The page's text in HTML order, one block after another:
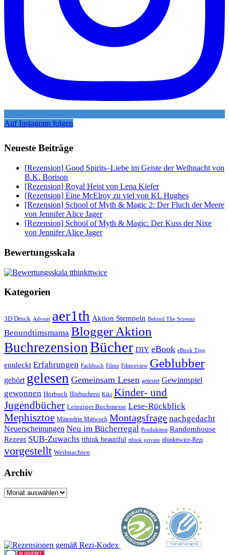
Auf Instagram folgen
Neueste Beiträge
[Rezension] Good Spirits–Liebe im Geiste der Weihnacht von
B.K. Borison
[Rezension] Royal Heist von Lena Kiefer
[Rezension] Eine McElroy zu viel von KL Hughes
[Rezension] School of Myth & Magic 2: Der Fluch der Meere
von Jennifer Alice Jager
[Rezension] School of Myth & Magic: Der Kuss der Nixe
von Jennifer Alice Jager
Bewertungsskala
Kategorien
3D Druck Advent aer1th Aktion Stempeln Behind The Screens
Benundtimsmama Blogger Aktion
Buchrezension Bücher DIY eBook eBook Tipp
entdeckt Erfahrungen Fachbuch Filme Filmreview Geblubber
gehört gelesen Gemeinsam Lesen getestet Gewinnspiel
gewonnen Hörbuch Hörbuchrezi Kiki Kinder- und
Jugendbücher Leipziger Buchmesse Lese-Rückblick
Mephisztoe Mittendrin Mittwoch Montagsfrage nachgedacht
Neuerscheinungen Neu im Bücherregal Produkttest Randomhouse
Rezept SUB-Zuwachs tthink beautiful tthink private tthinkttwice-Rezi
vorgestellt Weihnachten
Archiv
Archiv